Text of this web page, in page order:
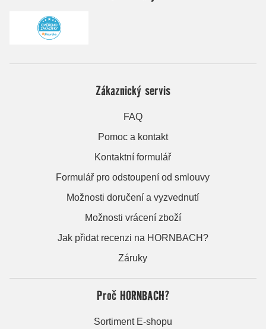
Zákaznický servis
FAQ
Pomoc a kontakt
Kontaktní formulář
Formulář pro odstoupení od smlouvy
Možnosti doručení a vyzvednutí
Možnosti vrácení zboží
Jak přidat recenzi na HORNBACH?
Záruky
Proč HORNBACH?
Sortiment E-shopu